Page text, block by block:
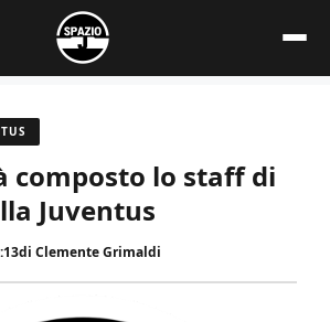
composto lo staff di
Juventus
di Clemente Grimaldi